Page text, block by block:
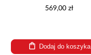
569,00 zł
Dodaj do koszyka